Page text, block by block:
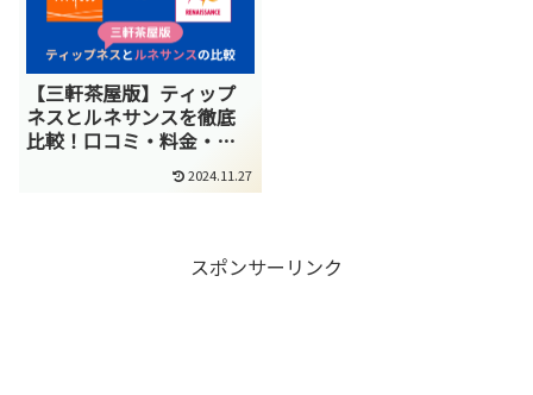
【三軒茶屋版】ティップ
ネスとルネサンスを徹底
比較！口コミ・料金・特
徴でわかるあなたの最適
2024.11.27
スポンサーリンク